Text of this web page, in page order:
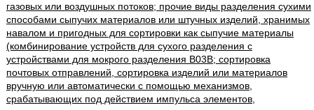
газовых или воздушных потоков; прочие виды разделения сухими
способами сыпучих материалов или штучных изделий, хранимых
навалом и пригодных для сортировки как сыпучие материалы
(комбинирование устройств для сухого разделения с
устройствами для мокрого разделения B03B; сортировка
почтовых отправлений, сортировка изделий или материалов
вручную или автоматически с помощью механизмов,
срабатывающих под действием импульса элементов,